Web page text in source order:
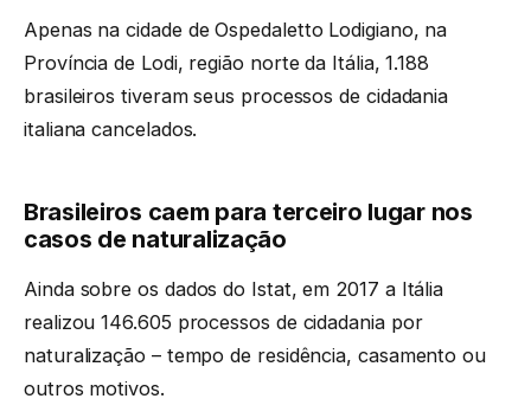
Apenas na cidade de Ospedaletto Lodigiano, na
Província de Lodi, região norte da Itália, 1.188
brasileiros tiveram seus processos de cidadania
italiana cancelados.
Brasileiros caem para terceiro lugar nos
casos de naturalização
Ainda sobre os dados do Istat, em 2017 a Itália
realizou 146.605 processos de cidadania por
naturalização – tempo de residência, casamento ou
outros motivos.